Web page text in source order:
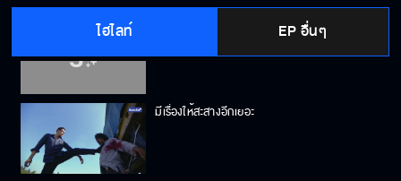
ไฮไลท์ EP อื่นๆ
มีเรื่องให้สะสางอีกเยอะ